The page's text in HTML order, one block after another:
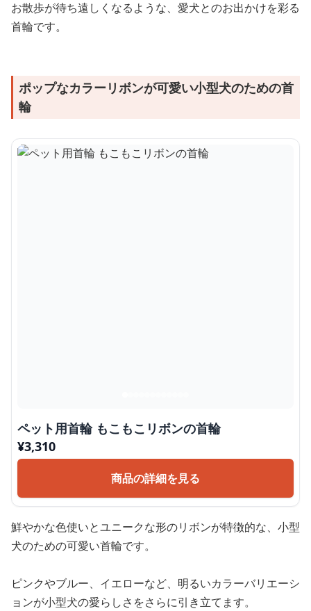
お散歩が待ち遠しくなるような、愛犬とのお出かけを彩る
首輪です。
ポップなカラーリボンが可愛い小型犬のための首
輪
ペット用首輪 もこもこリボンの首輪
¥3,310
商品の詳細を見る
鮮やかな色使いとユニークな形のリボンが特徴的な、小型
犬のための可愛い首輪です。
ピンクやブルー、イエローなど、明るいカラーバリエーシ
ョンが小型犬の愛らしさをさらに引き立てます。